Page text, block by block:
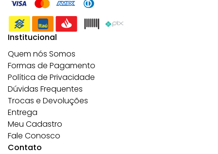
Institucional
Quem nós Somos
Formas de Pagamento
Política de Privacidade
Dúvidas Frequentes
Trocas e Devoluções
Entrega
Meu Cadastro
Fale Conosco
Contato